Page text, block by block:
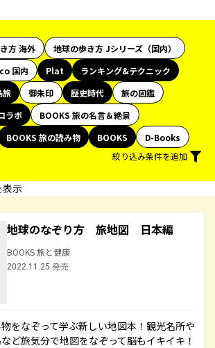
方 海外
地球の歩き方 Jシリーズ（国内）
国内 Plat
ランキング&テクニック
旅 御朱印 歴史時代
旅の図鑑
ラボ
BOOKS 旅の名言＆絶景
BOOKS 旅の読み物 BOOKS
D-Books
絞り込み条件を追加
表示
地球のなぞり方 旅地図 日本編
BOOKS 旅と健康
2022.11.25 発売
をなぞって学ぶ新しい地図本！観光名所や
ど旅気分で地図をなぞって脳もイキイキ！